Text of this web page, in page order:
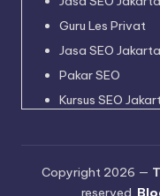
Guru Les Privat
Jasa SEO Jakarta
Pakar SEO
Kursus SEO
Harga Tiket
Copyright 2026 —
reserved.